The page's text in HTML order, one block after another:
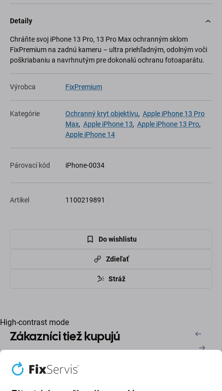
Detaily
Chráňte svoj iPhone 13 Pro, 13 Pro Max ochranným sklom
FixPremium na zadnú kameru – ultra priehľadným, odolným voči
poškriabaniu a navrhnutým pre dokonalú ochranu fotoaparátu.
Výrobca FixPremium
Kategórie Ochranný kryt objektívu, Apple iPhone 13 Pro
Max, Apple iPhone 13, Apple iPhone 13 Pro,
Apple iPhone 14
Párovací kód iPhone-0034
Artikel 1100219891
Do wishlistu
Zdieľať
Stráž
High-contrast mode
Zákazníci tiež kupujú